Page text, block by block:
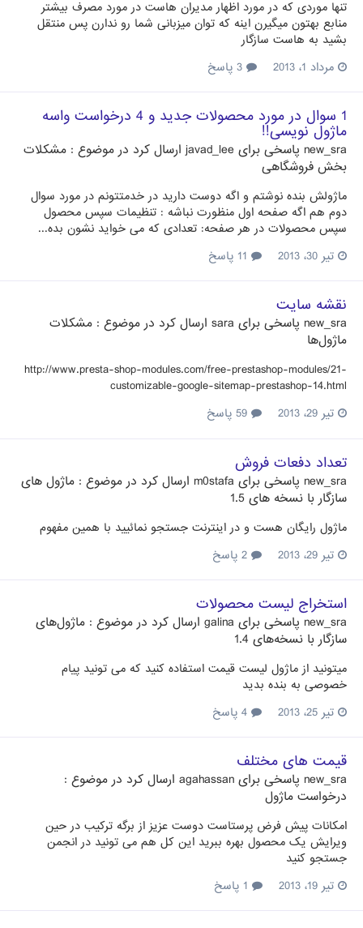
تنها موردی که در مورد اظهار مدیران هاست در مورد مصرف بیشتر
منابع بهتون میگیرن اینه که توان میزبانی شما رو ندارن پس منتقل
بشید به هاست سازگار
مرداد 1، 2013
1 سوال در مورد محصولات جدید و 4 درخواست واسه
ماژول نویسی!!
new_sra پاسخی برای javad_leeارسال کرد در موضوع : مشکلات
بخش فروشگاهی
ماژولش بنده نوشتم و اگه دوست دارید در خدمتتونم در مورد سوال
دوم هم اگه صفحه اول منظورت نباشه : تنظیمات سپس محصول
سپس محصولات در هر صفحه: تعدادی که می خواید نشون بده...
تیر 30، 2013
نقشه سایت
new_sra پاسخی برای sara ارسال کرد در موضوع : مشکلات
ماژول‌ها
http://www.presta-shop-modules.com/free-prestashop-modules/21-
customizable-google-sitemap-prestashop-14.html
تیر 29، 2013
تعداد دفعات فروش
new_sra پاسخی برای m0stafa ارسال کرد در موضوع : ماژول های
سازگار با نسخه های 1.5
ماژول رایگان هست و در اینترنت جستجو نمائیید با همین مفهوم
تیر 29، 2013
استخراج ليست محصولات
new_sra پاسخی برای galina ارسال کرد در موضوع : ماژول‌های
سازگار با نسخه‌های 1.4
میتونید از ماژول لیست قیمت استفاده کنید که می تونید پیام
خصوصی به بنده بدید
تیر 25، 2013
قیمت های مختلف
new_sra پاسخی برای agahassan ارسال کرد در موضوع :
درخواست ماژول
امکانات پیش فرض پرستاست دوست عزیز از برگه ترکیب در حین
ویرایش یک محصول بهره ببرید این کل هم می تونید در انجمن
جستجو کنید
تیر 19، 2013